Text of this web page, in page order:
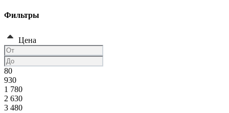
Фильтры
Цена
80
930
1 780
2 630
3 480